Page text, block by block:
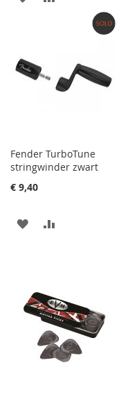
VERLANGLIJST
VERGELIJKEN
Fender TurboTune
stringwinder zwart
€ 9,40
AAN
TE
VERGELIJKEN